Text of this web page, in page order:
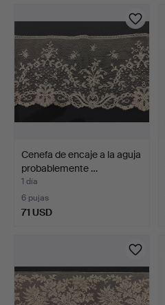
Cenefa de encaje a la aguja
probablemente …
1 día
6 pujas
71 USD